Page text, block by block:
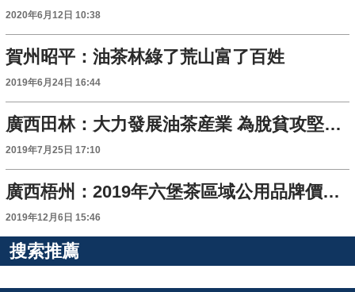
2020年6月12日 10:38
賀州昭平：油茶林綠了荒山富了百姓
2019年6月24日 16:44
廣西田林：大力發展油茶産業 為脫貧攻堅“加油”
2019年7月25日 17:10
廣西梧州：2019年六堡茶區域公用品牌價值達23.4億元
2019年12月6日 15:46
搜索推薦